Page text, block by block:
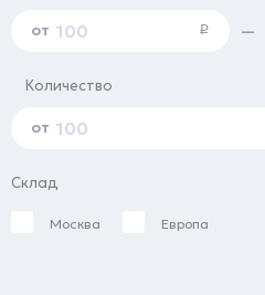
от i —
Количество
от
Склад
Москва Европа